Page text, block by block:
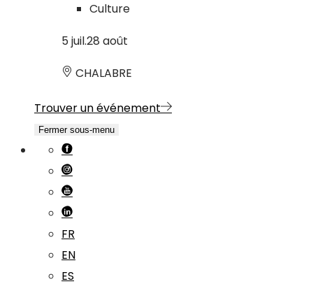
Culture
5 juil.28 août
CHALABRE
Trouver un événement
Fermer sous-menu
FR
EN
ES